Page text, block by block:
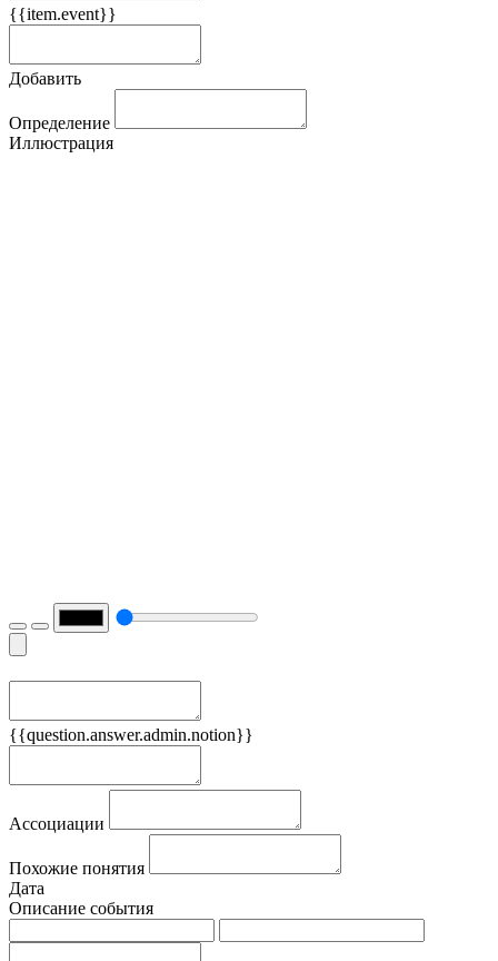
{{item.event}}
Добавить
Определение
Иллюстрация
{{question.answer.admin.notion}}
Ассоциации
Похожие понятия
Дата
Описание события